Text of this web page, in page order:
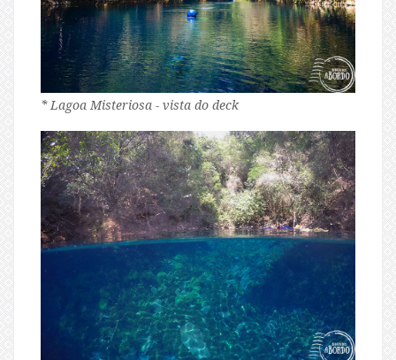
* Lagoa Misteriosa - vista do deck